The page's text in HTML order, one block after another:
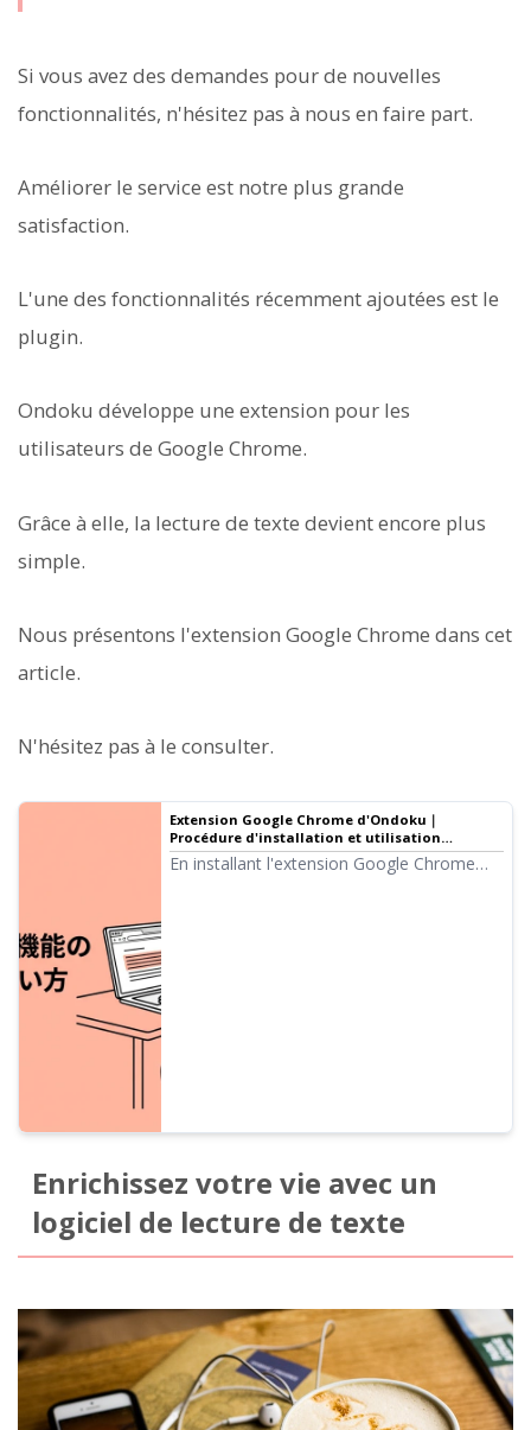
Si vous avez des demandes pour de nouvelles
fonctionnalités, n'hésitez pas à nous en faire part.
Améliorer le service est notre plus grande
satisfaction.
L'une des fonctionnalités récemment ajoutées est le
plugin.
Ondoku développe une extension pour les
utilisateurs de Google Chrome.
Grâce à elle, la lecture de texte devient encore plus
simple.
Nous présentons l'extension Google Chrome dans cet
article.
N'hésitez pas à le consulter.
Extension Google Chrome d'Ondoku｜
Procédure d'installation et utilisation
expliquées en images
En installant l'extension Google Chrome
Enrichissez votre vie avec un
logiciel de lecture de texte